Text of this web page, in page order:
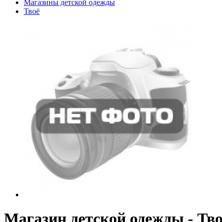
Магазины детской одежды
Твоё